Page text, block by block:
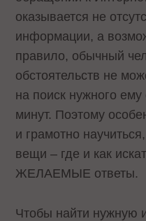
оказывается не
информации, а
правило, обычный
обстоятельств не
на поиск нужного
минут. Поэтому
и грамотно
вещи – где и как
ЖЕЛАЕМЫЕ ответы.
Чтобы найти нужную